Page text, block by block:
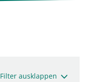
Filter ausklappen